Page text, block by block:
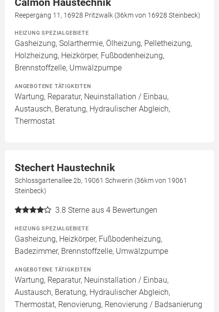
Calmon Haustechnik
Reepergang 11, 16928 Pritzwalk (36km von 16928 Steinbeck)
HEIZUNG SPEZIALGEBIETE
Gasheizung, Solarthermie, Ölheizung, Pelletheizung,
Holzheizung, Heizkörper, Fußbodenheizung,
Brennstoffzelle, Umwälzpumpe
ANGEBOTENE TÄTIGKEITEN
Wartung, Reparatur, Neuinstallation / Einbau,
Austausch, Beratung, Hydraulischer Abgleich,
Thermostat
Stechert Haustechnik
Schlossgartenallee 2b, 19061 Schwerin (36km von 19061
Steinbeck)
3.8 Sterne aus 4 Bewertungen
HEIZUNG SPEZIALGEBIETE
Gasheizung, Heizkörper, Fußbodenheizung,
Badezimmer, Brennstoffzelle, Umwälzpumpe
ANGEBOTENE TÄTIGKEITEN
Wartung, Reparatur, Neuinstallation / Einbau,
Austausch, Beratung, Hydraulischer Abgleich,
Thermostat, Renovierung, Renovierung / Badsanierung